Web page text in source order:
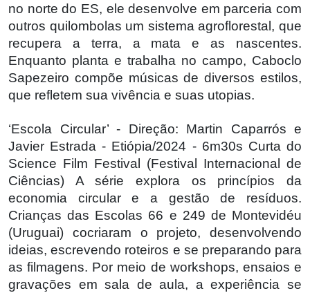
no norte do ES, ele desenvolve em parceria com
outros quilombolas um sistema agroflorestal, que
recupera a terra, a mata e as nascentes.
Enquanto planta e trabalha no campo, Caboclo
Sapezeiro compõe músicas de diversos estilos,
que refletem sua vivência e suas utopias.
‘Escola Circular’ - Direção: Martin Caparrós e
Javier Estrada - Etiópia/2024 - 6m30s Curta do
Science Film Festival (Festival Internacional de
Ciências) A série explora os princípios da
economia circular e a gestão de resíduos.
Crianças das Escolas 66 e 249 de Montevidéu
(Uruguai) cocriaram o projeto, desenvolvendo
ideias, escrevendo roteiros e se preparando para
as filmagens. Por meio de workshops, ensaios e
gravações em sala de aula, a experiência se